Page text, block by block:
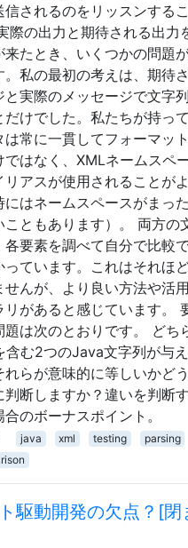
信されるのをリッスンする
際の出力と期待される出力
来たとき、いくつかの問題
。私の最初の考えは、期待
と実際のメッセージで文字
だけでした。私たちが持っ
は常に一貫してフォーマッ
ではなく、XMLネームスペ
リアスが使用されることが
にはネームスペースがまっ
こともあります）。 両方の
各要素を調べて自分で比較
っています。これはそれほ
せんが、より良い方法や活
リがあると感じています。
題は次のとおりです。 どち
含む2つのJava文字列が与
れらが意味的に等しいかど
判断しますか？違いを判断
合のボーナスポイント。
java xml testing
parsing
駆動開発の欠点？[閉